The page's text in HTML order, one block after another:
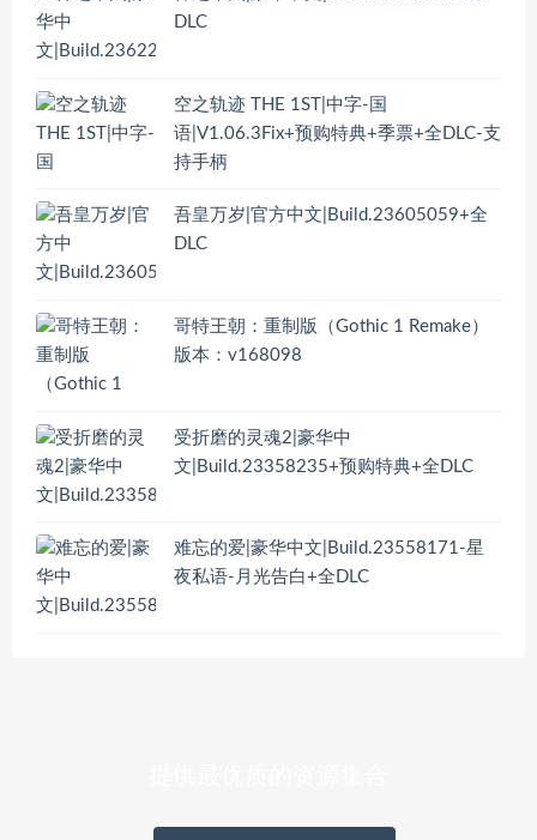
DLC
空之轨迹 THE 1ST|中字-国
语|V1.06.3Fix+预购特典+季票+全DLC-支
持手柄
吾皇万岁|官方中文|Build.23605059+全
DLC
哥特王朝：重制版（Gothic 1 Remake）
版本：v168098
受折磨的灵魂2|豪华中
文|Build.23358235+预购特典+全DLC
难忘的爱|豪华中文|Build.23558171-星
夜私语-月光告白+全DLC